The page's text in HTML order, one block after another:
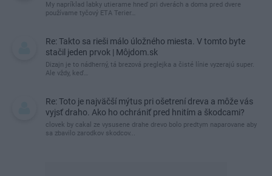
My napríklad labky utierame hneď pri dverách a doma pred dvere
používame tyčový ETA Terier…
Re: Takto sa rieši málo úložného miesta. V tomto byte
stačil jeden prvok | Môjdom.sk
Dizajn je to nádherný, tá brezová preglejka a čisté línie vyzerajú super.
Ale vždy, keď…
Re: Toto je najväčší mýtus pri ošetrení dreva a môže vás
vyjsť draho. Ako ho ochrániť pred hnitím a škodcami?
clovek by cakal ze vysusene drahe drevo bolo predtym naparovane aby
sa zbavilo zarodkov skodcov...